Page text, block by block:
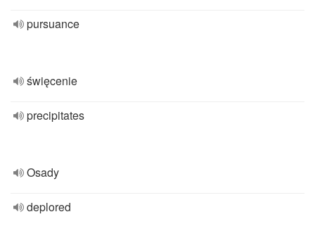
pursuance
święcenie
precipitates
Osady
deplored